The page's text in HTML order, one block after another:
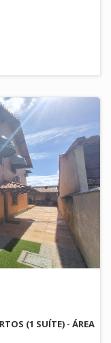
(1 SUÍTE) - ÁREA